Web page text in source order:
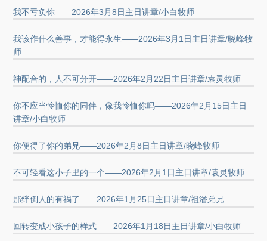
我不亏负你——2026年3月8日主日讲章/小白牧师
我该作什么善事，才能得永生——2026年3月1日主日讲章/晓峰牧
师
神配合的，人不可分开——2026年2月22日主日讲章/袁灵牧师
你不应当怜恤你的同伴，像我怜恤你吗——2026年2月15日主日
讲章/小白牧师
你便得了你的弟兄——2026年2月8日主日讲章/晓峰牧师
不可轻看这小子里的一个——2026年2月1日主日讲章/袁灵牧师
那绊倒人的有祸了——2026年1月25日主日讲章/祖潘弟兄
回转变成小孩子的样式——2026年1月18日主日讲章/小白牧师